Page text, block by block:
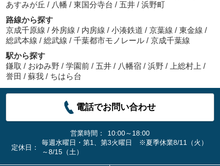
あすみが丘 / 八幡 / 東国分寺台 / 五井 / 浜野町
路線から探す
京成千原線 / 外房線 / 内房線 / 小湊鉄道 / 京葉線 / 東金線 /
総武本線 / 総武線 / 千葉都市モノレール / 京成千葉線
駅から探す
鎌取 / おゆみ野 / 学園前 / 五井 / 八幡宿 / 浜野 / 上総村上 /
誉田 / 蘇我 / ちはら台
電話でお問い合わせ
営業時間：
10:00～18:00
定休日：
毎週水曜日・第1、第3火曜日 ※夏季休業8/11（火）
～8/15（土）